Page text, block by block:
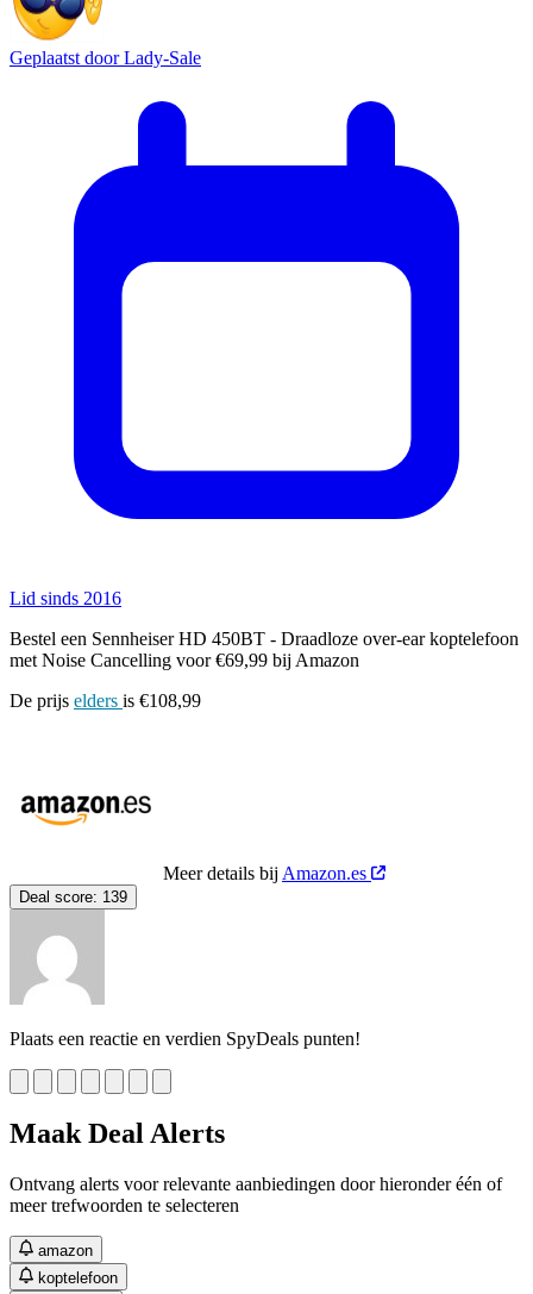
Geplaatst doorLady-Sale
Lid sinds 2016
Bestel een Sennheiser HD 450BT - Draadloze over-ear koptelefoon
met Noise Cancelling voor €69,99 bij Amazon
De prijs elders is €108,99
Meer details bij Amazon.es
Deal score: 139
Plaats een reactie en verdien SpyDeals punten!
Maak Deal Alerts
Ontvang alerts voor relevante aanbiedingen door hieronder één of
meer trefwoorden te selecteren
amazon
koptelefoon